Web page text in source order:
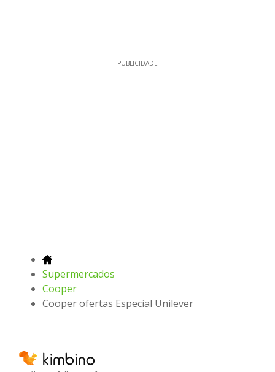
PUBLICIDADE
Supermercados
Cooper
Cooper ofertas Especial Unilever